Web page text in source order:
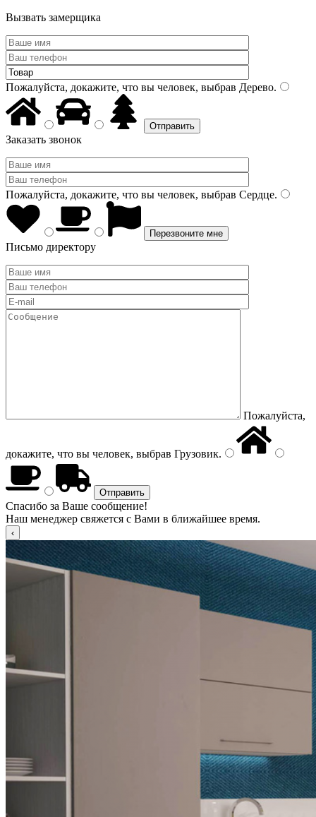
Вызвать замерщика
Пожалуйста, докажите, что вы человек, выбрав Дерево.
Заказать звонок
Пожалуйста, докажите, что вы человек, выбрав Сердце.
Письмо директору
Пожалуйста,
докажите, что вы человек, выбрав Грузовик.
Спасибо за Ваше сообщение!
Наш менеджер свяжется с Вами в ближайшее время.